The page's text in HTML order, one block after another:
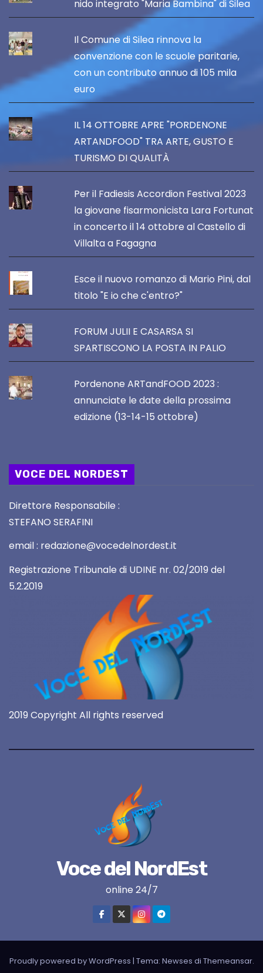
nido integrato "Maria Bambina" di Silea
Il Comune di Silea rinnova la
convenzione con le scuole paritarie,
con un contributo annuo di 105 mila
euro
IL 14 OTTOBRE APRE "PORDENONE
ARTANDFOOD" TRA ARTE, GUSTO E
TURISMO DI QUALITÀ
Per il Fadiesis Accordion Festival 2023
la giovane fisarmonicista Lara Fortunat
in concerto il 14 ottobre al Castello di
Villalta a Fagagna
Esce il nuovo romanzo di Mario Pini, dal
titolo "E io che c'entro?"
FORUM JULII E CASARSA SI
SPARTISCONO LA POSTA IN PALIO
Pordenone ARTandFOOD 2023 :
annunciate le date della prossima
edizione (13-14-15 ottobre)
VOCE DEL NORDEST
Direttore Responsabile :
STEFANO SERAFINI
email : redazione@vocedelnordest.it
Registrazione Tribunale di UDINE nr. 02/2019 del
5.2.2019
2019 Copyright All rights reserved
Voce del NordEst
online 24/7
Proudly powered by WordPress | Tema: Newses di Themeansar.